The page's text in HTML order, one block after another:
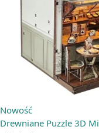
Nowość
Drewniane Puzzle 3D